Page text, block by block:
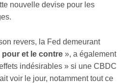
nouvelle devise pour les
revers, la Fed demeurant
pour et le contre », a également
indésirables » si une CBDC
voir le jour, notamment tout ce